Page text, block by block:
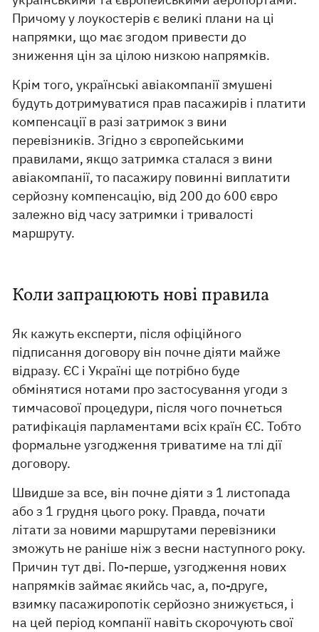
Причому у лоукостерів є великі плани на ці
напрямки, що має згодом привести до
зниження цін за цілою низкою напрямків.
Крім того, українські авіакомпанії змушені
будуть дотримуватися прав пасажирів і платити
компенсації в разі затримок з вини
перевізників. Згідно з європейськими
правилами, якщо затримка сталася з вини
авіакомпанії, то пасажиру повинні виплатити
серйозну компенсацію, від 200 до 600 євро
залежно від часу затримки і тривалості
маршруту.
Коли запрацюють нові правила
Як кажуть експерти, після офіційного
підписання договору він почне діяти майже
відразу. ЄС і Україні ще потрібно буде
обмінятися нотами про застосування угоди з
тимчасової процедури, після чого почнеться
ратифікація парламентами всіх країн ЄС. Тобто
формальне узгодження триватиме на тлі дії
договору.
Швидше за все, він почне діяти з 1 листопада
або з 1 грудня цього року. Правда, почати
літати за новими маршрутами перевізники
зможуть не раніше ніж з весни наступного року.
Причин тут дві. По-перше, узгодження нових
напрямків займає якийсь час, а, по-друге,
взимку пасажиропотік серйозно знижується, і
на цей період компанії навіть скорочують свої